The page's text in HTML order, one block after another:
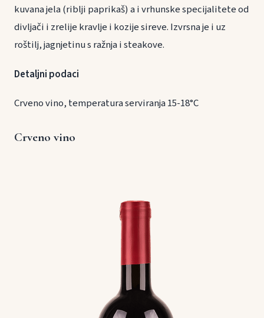
kuvana jela (riblji paprikaš) a i vrhunske specijalitete od
divljači i zrelije kravlje i kozije sireve. Izvrsna je i uz
roštilj, jagnjetinu s ražnja i steakove.
Detaljni podaci
Crveno vino, temperatura serviranja 15-18°C
Crveno vino